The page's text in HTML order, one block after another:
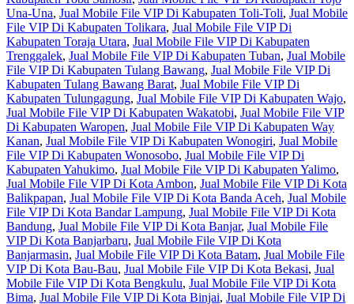
Una-Una, Jual Mobile File VIP Di Kabupaten Toli-Toli, Jual Mobile
File VIP Di Kabupaten Tolikara, Jual Mobile File VIP Di
Kabupaten Toraja Utara, Jual Mobile File VIP Di Kabupaten
Trenggalek, Jual Mobile File VIP Di Kabupaten Tuban, Jual Mobile
File VIP Di Kabupaten Tulang Bawang, Jual Mobile File VIP Di
Kabupaten Tulang Bawang Barat, Jual Mobile File VIP Di
Kabupaten Tulungagung, Jual Mobile File VIP Di Kabupaten Wajo,
Jual Mobile File VIP Di Kabupaten Wakatobi, Jual Mobile File VIP
Di Kabupaten Waropen, Jual Mobile File VIP Di Kabupaten Way
Kanan, Jual Mobile File VIP Di Kabupaten Wonogiri, Jual Mobile
File VIP Di Kabupaten Wonosobo, Jual Mobile File VIP Di
Kabupaten Yahukimo, Jual Mobile File VIP Di Kabupaten Yalimo,
Jual Mobile File VIP Di Kota Ambon, Jual Mobile File VIP Di Kota
Balikpapan, Jual Mobile File VIP Di Kota Banda Aceh, Jual Mobile
File VIP Di Kota Bandar Lampung, Jual Mobile File VIP Di Kota
Bandung, Jual Mobile File VIP Di Kota Banjar, Jual Mobile File
VIP Di Kota Banjarbaru, Jual Mobile File VIP Di Kota
Banjarmasin, Jual Mobile File VIP Di Kota Batam, Jual Mobile File
VIP Di Kota Bau-Bau, Jual Mobile File VIP Di Kota Bekasi, Jual
Mobile File VIP Di Kota Bengkulu, Jual Mobile File VIP Di Kota
Bima, Jual Mobile File VIP Di Kota Binjai, Jual Mobile File VIP Di